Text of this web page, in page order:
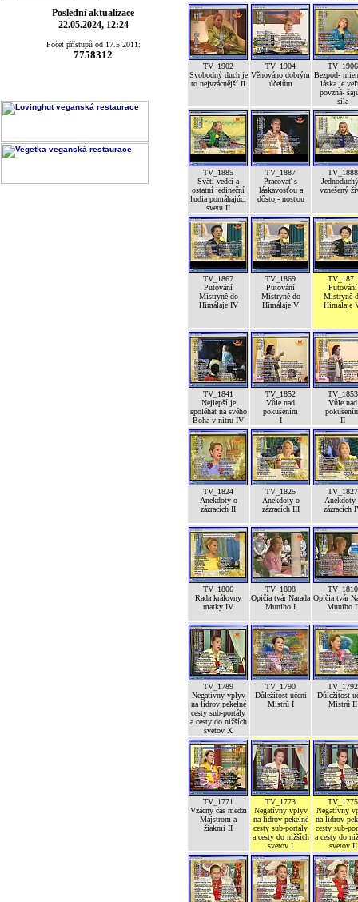
Poslední aktualizace
22.05.2024, 12:24
Počet přístupů od 17.5.2011:
7758312
TV_1902
Svobodný duch je
to nejvzácnější II
TV_1904
Věnováno dobrým
účelům
TV_1906
Bezpod-
láska je
povzná-
sila
TV_1885
Svätí vedci a
ostatní jedineční
ľudia pomáhajúci
svetu II
TV_1887
Pracovať s
láskavosťou a
dôstoj- nosťou
TV_1888
vznešený
TV_1867
Putování
Mistryně do
Himálaje IV
TV_1869
Putování
Mistryně do
Himálaje V
TV_1871
Putování
Mistryně
Himálaje
TV_1841
Nejlepší je
spoléhat na svého
Boha v nitru IV
TV_1852
Vůle nad
pokušením
I
TV_1853
Vůle nad
II
TV_1824
Anekdoty o
zázracích II
TV_1825
Anekdoty o
zázracích III
TV_1827
Anekdoty
zázracích
TV_1806
Rada královny
matky IV
TV_1808
Opičia tvár Narada
Muniho I
TV_1810
Opičia tvár
Muniho
TV_1789
Negatívny vplyv
na lídrov pekelné
cesty sub-portály
a cesty do nižších
svetov X
TV_1790
Důležitost učení
Mistrů I
TV_1792
Důležitost
Mistrů II
TV_1771
Vzácny čas medzi
Majstrom a
žiakmi II
TV_1773
Negatívny vplyv
na lídrov pekelné
cesty sub-portály
a cesty do nižších
svetov I
TV_1775
Negatívny
na lídrov
cesty sub-
a cesty do
svetov II